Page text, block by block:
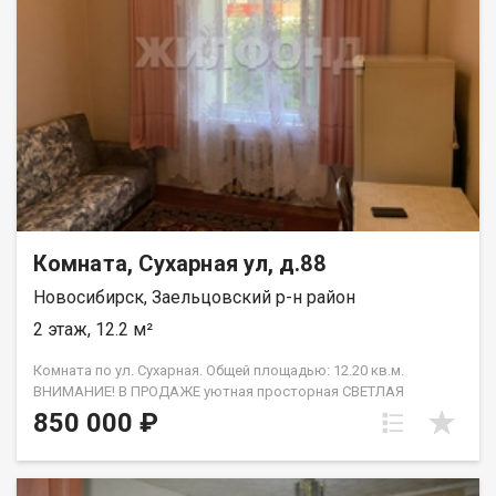
пожалуйста, сообщите номер варианта - JV009054112882.
Комната, Сухарная ул, д.88
Новосибирск, Заельцовский р-н район
2 этаж, 12.2 м²
Комната по ул. Сухарная. Общей площадью: 12.20 кв.м.
ВНИМАНИЕ! В ПРОДАЖЕ уютная просторная СВЕТЛАЯ
КОМНАТА 12,2 кв.м, в хорошем состоянии в малонаселенной
трехкомнатной квартире, одна пустая. В комнате пластиковое
стол , холодильник. Расположение дома ОЧЕНЬ УДАЧНОЕ, в
850 000 ₽